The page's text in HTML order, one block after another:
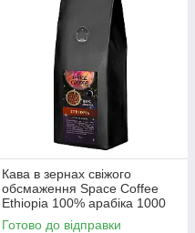
Кава в зернах свіжого
обсмаження Space Coffee
Ethiopia 100% арабіка 1000
грам
Готово до відправки